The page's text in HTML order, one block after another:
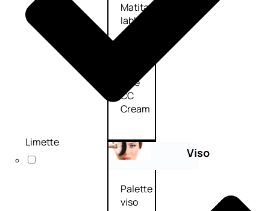
Matita
labbra
Rimpolpante
BB e
CC
Cream
Viso
Palette
viso
Limette